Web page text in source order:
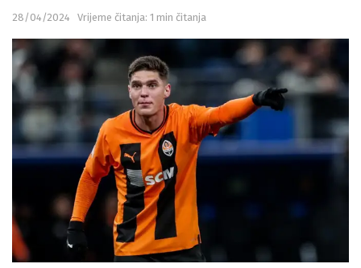
28/04/2024 Vrijeme čitanja: 1 min čitanja